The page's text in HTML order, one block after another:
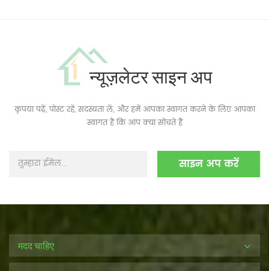
न्यूज़लेटर साइन अप
कृपया पढ़ें, पोस्ट रहें, सदस्यता लें, और हमें आपका स्वागत करने के लिए आपका
स्वागत है कि आप क्या सोचते हैं
मदद चाहिए